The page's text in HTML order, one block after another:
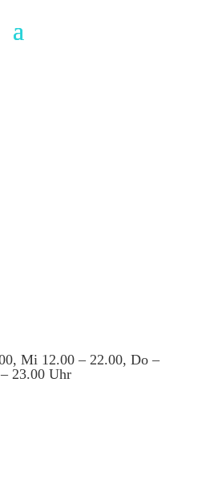
Mi 12.00 – 22.00, Do –
23.00 Uhr